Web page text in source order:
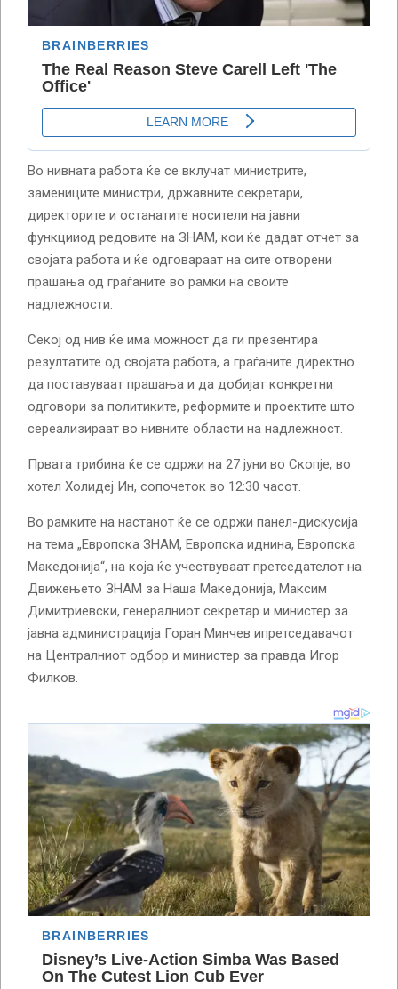
Во нивната работа ќе се вклучат министрите,
замениците министри, државните секретари,
директорите и останатите носители на јавни
функцииод редовите на ЗНАМ, кои ќе дадат отчет за
својата работа и ќе одговараат на сите отворени
прашања од граѓаните во рамки на своите
надлежности.
Секој од нив ќе има можност да ги презентира
резултатите од својата работа, а граѓаните директно
да поставуваат прашања и да добијат конкретни
одговори за политиките, реформите и проектите што
сереализираат во нивните области на надлежност.
Првата трибина ќе се одржи на 27 јуни во Скопје, во
хотел Холидеј Ин, сопочеток во 12:30 часот.
Во рамките на настанот ќе се одржи панел-дискусија
на тема „Европска ЗНАМ, Европска иднина, Европска
Македонија“, на која ќе учествуваат претседателот на
Движењето ЗНАМ за Наша Македонија, Максим
Димитриевски, генералниот секретар и министер за
јавна администрација Горан Минчев ипретседавачот
на Централниот одбор и министер за правда Игор
Филков.